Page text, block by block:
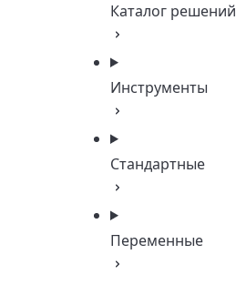
Каталог решений
Инструменты
Стандартные
Переменные